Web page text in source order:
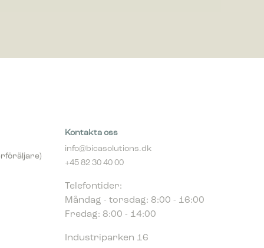
info@bicasolutions.dk
+45 82 30 40 00
Måndag - torsdag: 8:00 - 16:00
Fredag: 8:00 - 14:00
DK-7400 Herning